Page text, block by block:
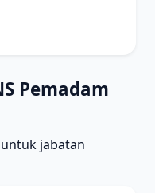
Pemadam
untuk jabatan